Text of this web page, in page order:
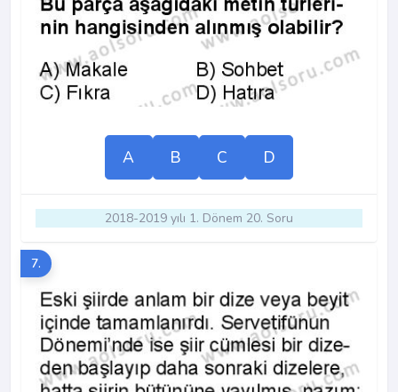
A B C D
2018-2019 yılı 1. Dönem 20. Soru
7.